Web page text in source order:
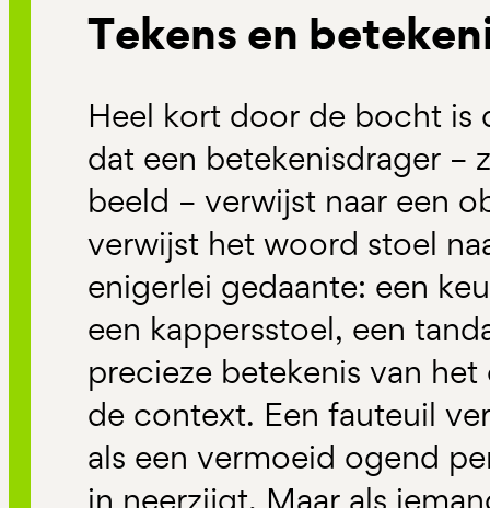
Tekens en
Heel kort door de bocht is
dat een betekenisdrager –
beeld – verwijst naar een
verwijst het woord stoel
enigerlei gedaante: een
een kappersstoel, een
precieze betekenis van
de context. Een fauteuil
als een vermoeid ogend